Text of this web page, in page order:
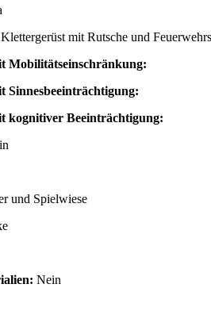
Klettergerüst mit Rutsche und
Mobilitätseinschränkung:
Sinnesbeeinträchtigung:
kognitiver Beeinträchtigung:
und Spielwiese
Nein